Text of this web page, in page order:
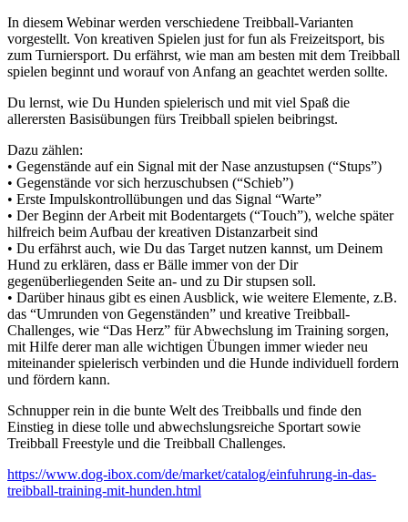
In diesem Webinar werden verschiedene Treibball-Varianten
vorgestellt. Von kreativen Spielen just for fun als Freizeitsport, bis
zum Turniersport. Du erfährst, wie man am besten mit dem Treibball
spielen beginnt und worauf von Anfang an geachtet werden sollte.
Du lernst, wie Du Hunden spielerisch und mit viel Spaß die
allerersten Basisübungen fürs Treibball spielen beibringst.
Dazu zählen:
• Gegenstände auf ein Signal mit der Nase anzustupsen (“Stups”)
• Gegenstände vor sich herzuschubsen (“Schieb”)
• Erste Impulskontrollübungen und das Signal “Warte”
• Der Beginn der Arbeit mit Bodentargets (“Touch”), welche später
hilfreich beim Aufbau der kreativen Distanzarbeit sind
• Du erfährst auch, wie Du das Target nutzen kannst, um Deinem
Hund zu erklären, dass er Bälle immer von der Dir
gegenüberliegenden Seite an- und zu Dir stupsen soll.
• Darüber hinaus gibt es einen Ausblick, wie weitere Elemente, z.B.
das “Umrunden von Gegenständen” und kreative Treibball-
Challenges, wie “Das Herz” für Abwechslung im Training sorgen,
mit Hilfe derer man alle wichtigen Übungen immer wieder neu
miteinander spielerisch verbinden und die Hunde individuell fordern
und fördern kann.
Schnupper rein in die bunte Welt des Treibballs und finde den
Einstieg in diese tolle und abwechslungsreiche Sportart sowie
Treibball Freestyle und die Treibball Challenges.
https://www.dog-ibox.com/de/market/catalog/einfuhrung-in-das-
treibball-training-mit-hunden.html